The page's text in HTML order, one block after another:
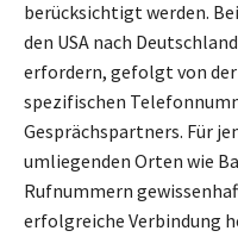
berücksichtigt werden.
den USA nach
erfordern, gefolgt von
spezifischen
Gesprächspartners. Für
umliegenden Orten wie
Rufnummern
erfolgreiche Verbindung